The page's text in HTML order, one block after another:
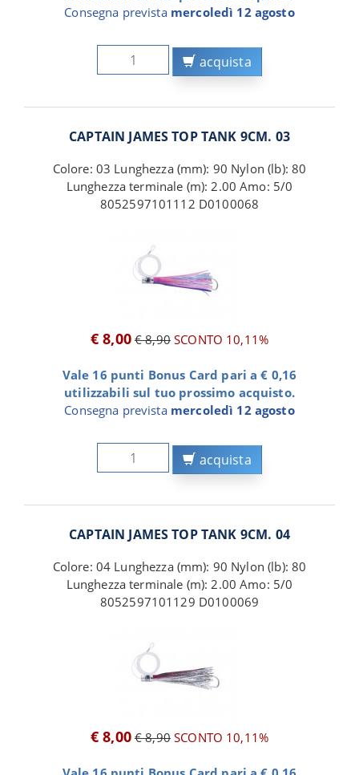
Consegna prevista mercoledì 12 agosto
acquista
CAPTAIN JAMES TOP TANK 9CM. 03
Colore: 03 Lunghezza (mm): 90 Nylon (lb): 80
Lunghezza terminale (m): 2.00 Amo: 5/0
8052597101112 D0100068
€ 8,00 € 8,90SCONTO 10,11%
Vale 16 punti Bonus Card pari a € 0,16
utilizzabili sul tuo prossimo acquisto.
Consegna prevista mercoledì 12 agosto
acquista
CAPTAIN JAMES TOP TANK 9CM. 04
Colore: 04 Lunghezza (mm): 90 Nylon (lb): 80
Lunghezza terminale (m): 2.00 Amo: 5/0
8052597101129 D0100069
€ 8,00 € 8,90SCONTO 10,11%